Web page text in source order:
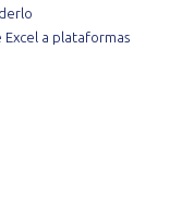
Excel a plataformas